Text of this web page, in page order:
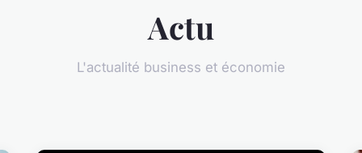
Actu
L'actualité business et économie